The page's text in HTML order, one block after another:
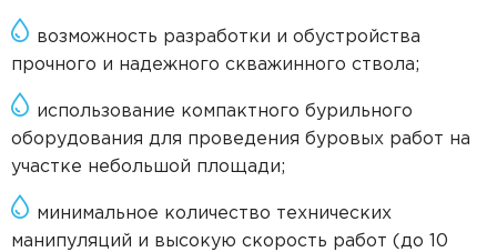
возможность разработки и обустройства
прочного и надежного скважинного ствола;
использование компактного бурильного
оборудования для проведения буровых работ на
участке небольшой площади;
минимальное количество технических
манипуляций и высокую скорость работ (до 10